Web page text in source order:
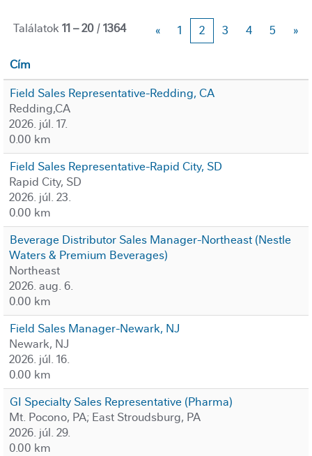
Találatok11 – 20/1364 « 1 2 3 4 5 »
Cím
Field Sales Representative-Redding, CA
Redding,CA
2026. júl. 17.
0.00 km
Field Sales Representative-Rapid City, SD
Rapid City, SD
2026. júl. 23.
0.00 km
Beverage Distributor Sales Manager-Northeast (Nestle
Waters & Premium Beverages)
Northeast
2026. aug. 6.
0.00 km
Field Sales Manager-Newark, NJ
Newark, NJ
2026. júl. 16.
0.00 km
GI Specialty Sales Representative (Pharma)
Mt. Pocono, PA; East Stroudsburg, PA
2026. júl. 29.
0.00 km